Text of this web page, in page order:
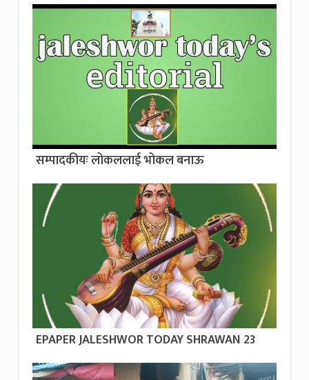
सम्पादकीयः लोकललाई भोकल बनाऊ
EPAPER JALESHWOR TODAY SHRAWAN 23